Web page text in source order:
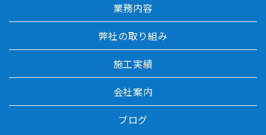
業務内容
弊社の取り組み
施工実績
会社案内
ブログ